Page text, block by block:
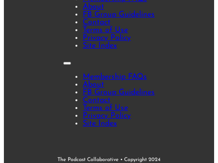
About
FB Group Guidelines
Contact
Terms of Use
Privacy Policy
Site Index
Membership FAQs
About
FB Group Guidelines
Contact
Terms of Use
Privacy Policy
Site Index
The Podcast Collaborative • Copyright 2024